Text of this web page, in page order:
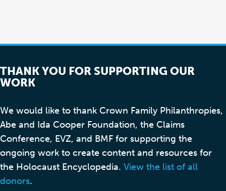
THANK YOU FOR SUPPORTING OUR
WORK
We would like to thank Crown Family Philanthropies,
Abe and Ida Cooper Foundation, the Claims
Conference, EVZ, and BMF for supporting the
ongoing work to create content and resources for
the Holocaust Encyclopedia. View the list of all
donors.